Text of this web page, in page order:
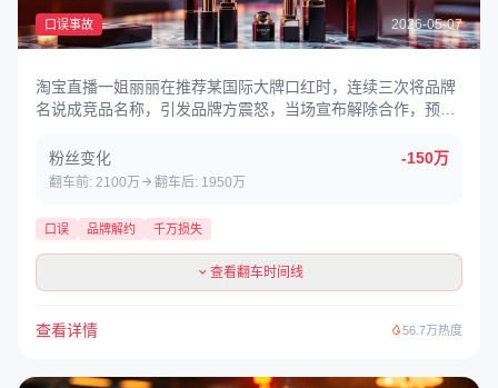
口误事故 2026-05-07
淘宝直播一姐丽丽在推荐某国际大牌口红时，连续三次将品牌
名说成竞品名称，引发品牌方震怒，当场宣布解除合作，预估
粉丝变化
-150万
翻车前: 2100万 翻车后: 1950万
口误 品牌解约 千万损失
查看翻车时间线
查看详情 56.7万热度